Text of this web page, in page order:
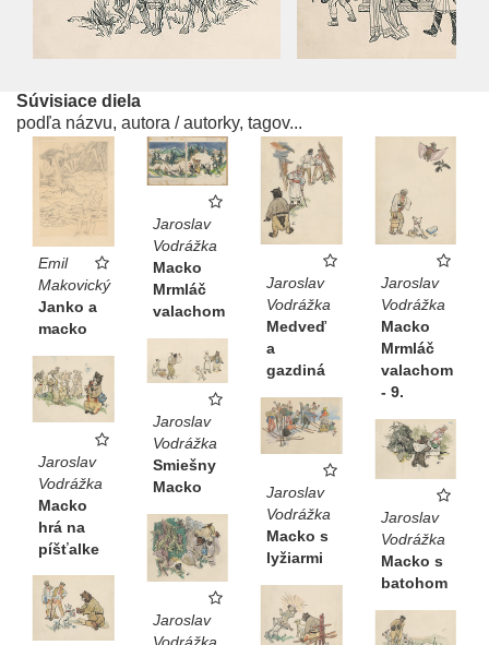
Súvisiace diela
podľa názvu, autora / autorky, tagov...
Emil
Makovický
Janko a
macko
Jaroslav
Vodrážka
Macko
Mrmláč
valachom
Jaroslav
Vodrážka
Medveď
a
gazdiná
Jaroslav
Vodrážka
Macko
Mrmláč
valachom
- 9.
Jaroslav
Vodrážka
Smiešny
Macko
Jaroslav
Vodrážka
Macko
hrá na
píšťalke
Jaroslav
Vodrážka
Macko s
lyžiarmi
Jaroslav
Vodrážka
Macko s
batohom
Jaroslav
Vodrážka